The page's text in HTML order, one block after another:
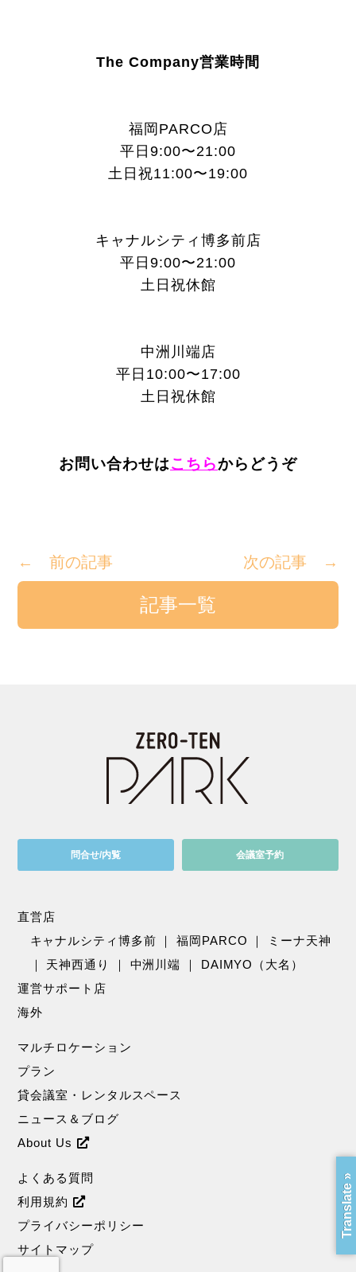
The Company営業時間
福岡PARCO店
平日9:00〜21:00
土日祝11:00〜19:00
キャナルシティ博多前店
平日9:00〜21:00
土日祝休館
中洲川端店
平日10:00〜17:00
土日祝休館
お問い合わせはこちらからどうぞ
← 前の記事 次の記事 →
記事一覧
問合せ/内覧 会議室予約
直営店
キャナルシティ博多前 ｜福岡PARCO ｜
ミーナ天神
｜ 天神西通り ｜ 中洲川端 ｜ DAIMYO（大名）
運営サポート店
海外
マルチロケーション
プラン
貸会議室・レンタルスペース
ニュース＆ブログ
About Us
よくある質問
利用規約
プライバシーポリシー
サイトマップ
Translate »